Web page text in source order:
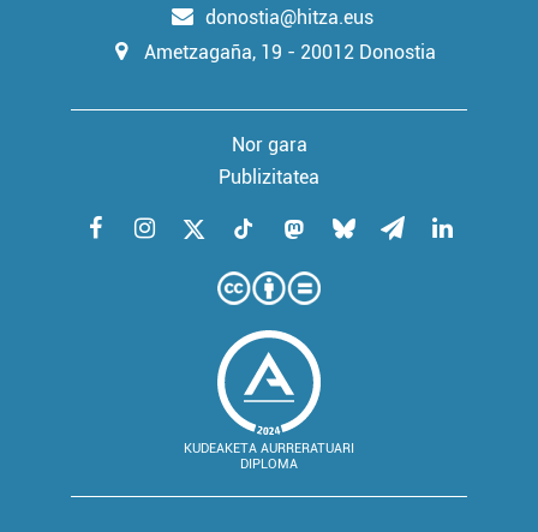
donostia@hitza.eus
Ametzagaña, 19 - 20012 Donostia
Nor gara
Publizitatea
KUDEAKETA AURRERATUARI
DIPLOMA